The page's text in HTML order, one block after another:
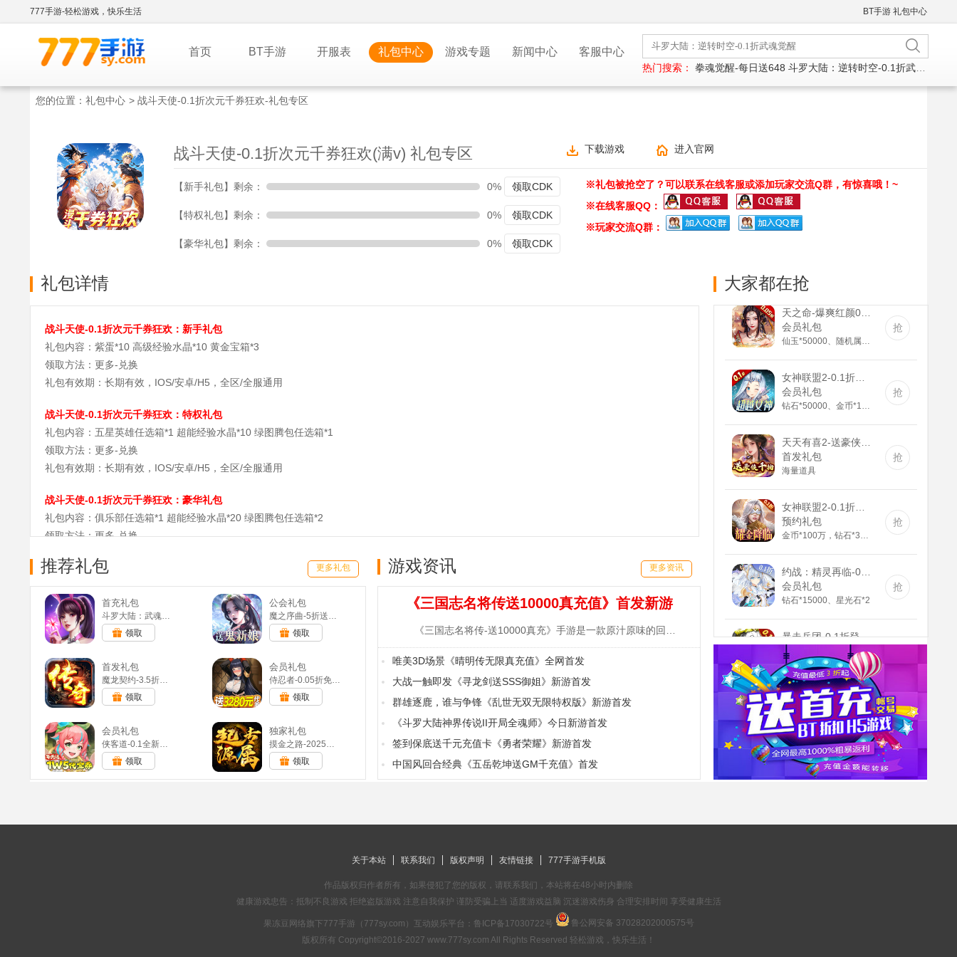
777手游-轻松游戏，快乐生活 BT手游 礼包中心
首页 BT手游 开服表 礼包中心 游戏专题 新闻中心 客服中心
热门搜索： 拳魂觉醒-每日送648 斗罗大陆：逆转时空-0.1折武魂觉醒
您的位置： 礼包中心 > 战斗天使-0.1折次元千券狂欢-礼包专区
战斗天使-0.1折次元千券狂欢(满v) 礼包专区 下载游戏 进入官网
※礼包被抢空了？可以联系在线客服或添加玩家交流Q群，有惊喜哦！~
※在线客服QQ：
※玩家交流Q群：
【新手礼包】剩余： 0% 领取CDK
【特权礼包】剩余： 0% 领取CDK
【豪华礼包】剩余： 0% 领取CDK
礼包详情
战斗天使-0.1折次元千券狂欢：新手礼包
礼包内容：紫蛋*10 高级经验水晶*10 黄金宝箱*3
领取方法：更多-兑换
礼包有效期：长期有效，IOS/安卓/H5，全区/全服通用
战斗天使-0.1折次元千券狂欢：特权礼包
礼包内容：五星英雄任选箱*1 超能经验水晶*10 绿图腾包任选箱*1
领取方法：更多-兑换
礼包有效期：长期有效，IOS/安卓/H5，全区/全服通用
战斗天使-0.1折次元千券狂欢：豪华礼包
礼包内容：俱乐部任选箱*1 超能经验水晶*20 绿图腾包任选箱*2
领取方法：更多-兑换
推荐礼包 更多礼包
首充礼包
斗罗大陆：武魂觉醒(满v)
领取
公会礼包
魔之序曲-5折送鬼新娘(满v)
领取
首发礼包
魔龙契约-3.5折福利传奇(满v)
领取
会员礼包
侍忍者-0.05折免费版(满v)
领取
会员礼包
侠客道-0.1全新混沌免费版(满v)
领取
独家礼包
摸金之路-2025新年起源专属(无VIP)
领取
游戏资讯 更多资讯
《三国志名将传送10000真充值》首发新游
唯美3D场景《晴明传无限真充值》全网首发
大战一触即发《寻龙剑送SSS御姐》新游首发
群雄逐鹿，谁与争锋《乱世无双无限特权版》新游首发
《斗罗大陆神界传说II开局全魂师》今日新游首发
签到保底送千元充值卡《勇者荣耀》新游首发
中国风回合经典《五岳乾坤送GM千充值》首发
大家都在抢
天之命-爆爽红颜0.05折(送v5)
会员礼包
抢
会员礼包
抢
首发礼包
海量道具
抢
预约礼包
抢
会员礼包
钻石*15000、星光石*2
抢
冲刺礼包
1000钻石，10000金币，精灵长袍
抢
神兽连萌-永久0.1折(无VIP)
延期礼包
高级召唤券*10
抢
新盗墓笔记-0.1折正版IP授权(满v)
豪华礼包
抢
关于本站 联系我们 版权声明 友情链接 777手游手机版
作品版权归作者所有，如果侵犯了您的版权，请联系我们，本站将在48小时内删除
健康游戏忠告：抵制不良游戏 拒绝盗版游戏 注意自我保护 谨防受骗上当 适度游戏益脑 沉迷游戏伤身 合理安排时间 享受健康生活
果冻豆网络旗下777手游（777sy.com）互动娱乐平台： 鲁ICP备17030722号
鲁公网安备 37028202000575号
版权所有 Copyright©2016-2027 www.777sy.com All Rights Reserved 轻松游戏，快乐生活！